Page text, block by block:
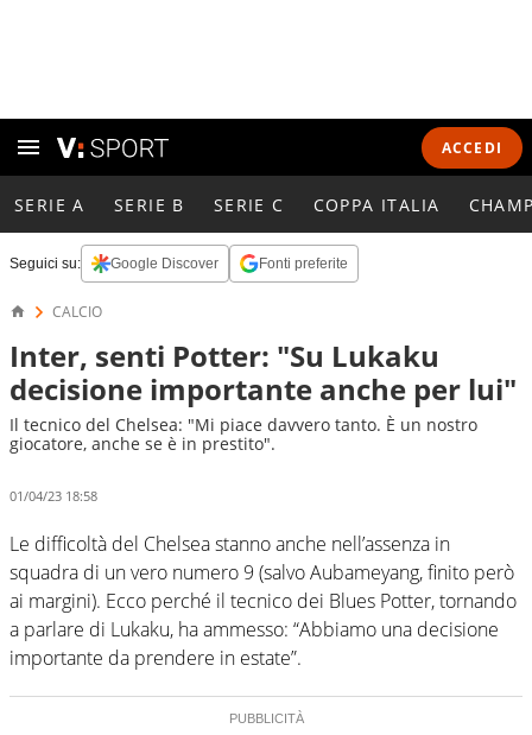
ACCEDI
SERIE A SERIE B SERIE C COPPA ITALIA
Seguici su: Google Discover Fonti preferite
CALCIO
Inter, senti Potter: "Su Lukaku
decisione importante anche per lui"
Il tecnico del Chelsea: "Mi piace davvero tanto. È un nostro
giocatore, anche se è in prestito".
01/04/23 18:58
Le difficoltà del Chelsea stanno anche nell’assenza in
squadra di un vero numero 9 (salvo Aubameyang, finito però
ai margini). Ecco perché il tecnico dei Blues Potter, tornando
a parlare di Lukaku, ha ammesso: “Abbiamo una decisione
importante da prendere in estate”.